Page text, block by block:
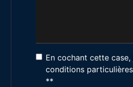
En cochant cette
conditions
**